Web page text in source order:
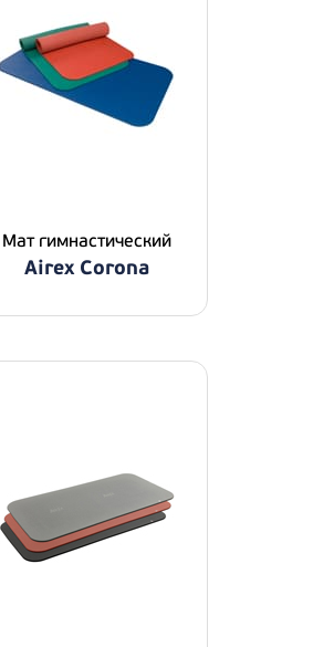
Мат гимнастический
Airex Corona